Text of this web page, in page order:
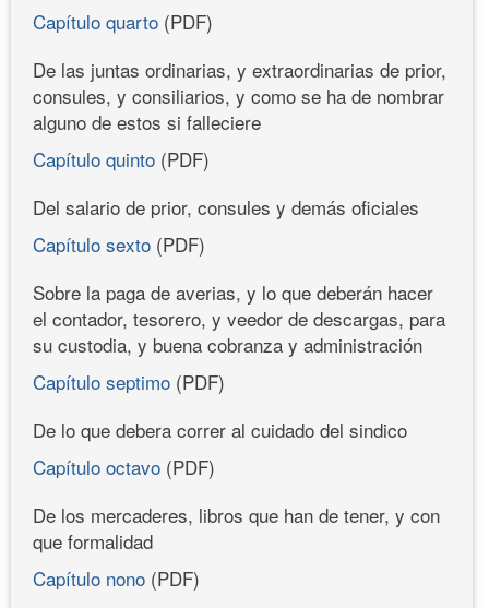
Capítulo quarto (PDF)
De las juntas ordinarias, y extraordinarias de prior,
consules, y consiliarios, y como se ha de nombrar
alguno de estos si falleciere
Capítulo quinto (PDF)
Del salario de prior, consules y demás oficiales
Capítulo sexto (PDF)
Sobre la paga de averias, y lo que deberán hacer
el contador, tesorero, y veedor de descargas, para
su custodia, y buena cobranza y administración
Capítulo septimo (PDF)
De lo que debera correr al cuidado del sindico
Capítulo octavo (PDF)
De los mercaderes, libros que han de tener, y con
que formalidad
Capítulo nono (PDF)